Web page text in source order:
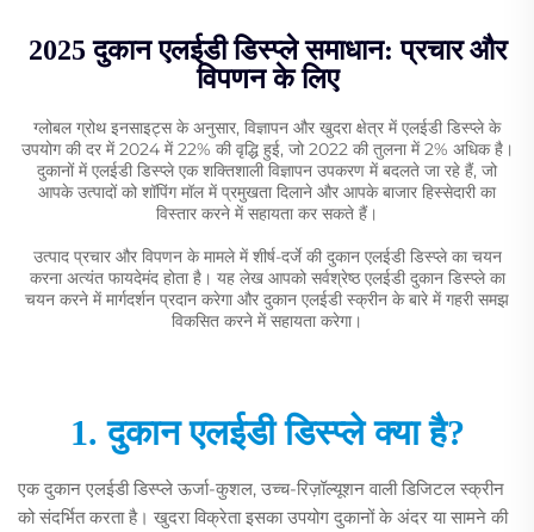
2025 दुकान एलईडी डिस्प्ले समाधान: प्रचार और
विपणन के लिए
ग्लोबल ग्रोथ इनसाइट्स के अनुसार, विज्ञापन और खुदरा क्षेत्र में एलईडी डिस्प्ले के
उपयोग की दर में 2024 में 22% की वृद्धि हुई, जो 2022 की तुलना में 2% अधिक है।
दुकानों में एलईडी डिस्प्ले एक शक्तिशाली विज्ञापन उपकरण में बदलते जा रहे हैं, जो
आपके उत्पादों को शॉपिंग मॉल में प्रमुखता दिलाने और आपके बाजार हिस्सेदारी का
विस्तार करने में सहायता कर सकते हैं।
उत्पाद प्रचार और विपणन के मामले में शीर्ष-दर्जे की दुकान एलईडी डिस्प्ले का चयन
करना अत्यंत फायदेमंद होता है। यह लेख आपको सर्वश्रेष्ठ एलईडी दुकान डिस्प्ले का
चयन करने में मार्गदर्शन प्रदान करेगा और दुकान एलईडी स्क्रीन के बारे में गहरी समझ
विकसित करने में सहायता करेगा।
1. दुकान एलईडी डिस्प्ले क्या है?
एक दुकान एलईडी डिस्प्ले ऊर्जा-कुशल, उच्च-रिज़ॉल्यूशन वाली डिजिटल स्क्रीन
को संदर्भित करता है। खुदरा विक्रेता इसका उपयोग दुकानों के अंदर या सामने की